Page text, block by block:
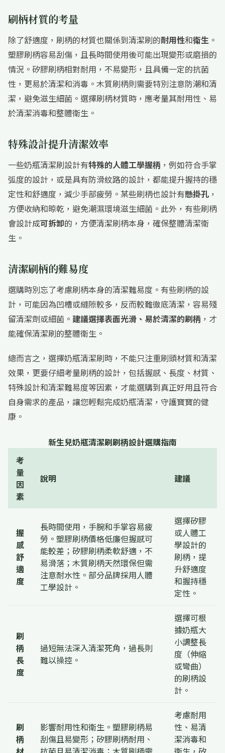
刷柄材質的考量
除了舒適度，刷柄的材質也關係到清潔刷的耐用性和衛生 。
塑膠刷柄容易刮傷，且長時間使用後可能出現變形或磨損的
情況。矽膠刷柄相對耐用，不易變形，且具備一定的抗菌
性，更易於清潔和消毒。木質刷柄則需要特別注意防潮和清
潔，避免滋生細菌。選擇刷柄材質時，應考量其耐用性、易
於清潔消毒和整體衛生。
特殊設計提升清潔效率
一些奶瓶清潔刷設計有特殊的人體工學握柄 ，例如符合手掌
弧度的設計，或是具有防滑紋路的設計，都能提升握持的穩
定性和舒適度，減少手部疲勞。某些刷柄也設計有懸掛孔 ，
方便收納和晾乾，避免潮濕環境滋生細菌。此外，有些刷柄
會設計成可拆卸的，方便清潔刷柄本身，確保整體清潔衛
生。
清潔刷柄的難易度
選購時別忘了考慮刷柄本身的清潔難易度。有些刷柄的設
計，可能因為凹槽或縫隙較多，反而較難徹底清潔，容易殘
留清潔劑或細菌。 建議選擇表面光滑、易於清潔的刷柄 ，才
能確保清潔刷的整體衛生。
總而言之，選擇奶瓶清潔刷時，不能只注重刷頭材質和清潔
效果，更要仔細考量刷柄的設計，包括握感、長度、材質、
特殊設計和清潔難易度等因素，才能選購到真正好用且符合
自身需求的產品，讓您輕鬆完成奶瓶清潔，守護寶寶的健
康。
新生兒奶瓶清潔刷刷柄設計選購指南
考
量
因
素
說明 建議
握
感
舒
適
度
長時間使用，手腕和手掌容易疲
勞。塑膠刷柄價格低廉但握感可
能較差；矽膠刷柄柔軟舒適，不
易滑落；木質刷柄天然環保但需
注意耐水性。部分品牌採用人體
工學設計。
選擇矽膠
或人體工
學設計的
刷柄，提
升舒適度
和握持穩
定性。
刷
柄
長
度
過短無法深入清潔死角，過長則
難以操控。
選擇可根
據奶瓶大
小調整長
度（伸縮
或彎曲）
的刷柄設
計。
刷
柄
影響耐用性和衛生。塑膠刷柄易
刮傷且易變形；矽膠刷柄耐用、
考慮耐用
性、易清
潔消毒和